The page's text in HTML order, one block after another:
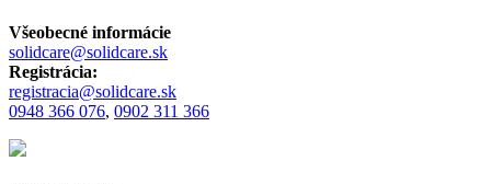
Všeobecné informácie
solidcare@solidcare.sk
Registrácia:
registracia@solidcare.sk
0948 366 076, 0902 311 366